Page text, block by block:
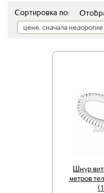
Сортировка по:
цене, сначала недорогие
Шнур
метров